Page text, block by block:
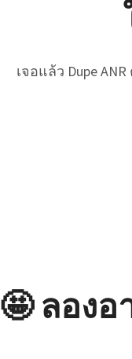
เจอแล้ว Dupe
🤩 ลอง